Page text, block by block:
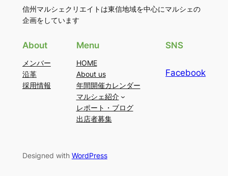
信州マルシェクリエイトは東信地域を中心にマルシェの
企画をしています
About
メンバー
沿革
採用情報
Menu
HOME
About us
年間開催カレンダー
マルシェ紹介
レポート・ブログ
出店者募集
SNS
Facebook
Designed with WordPress